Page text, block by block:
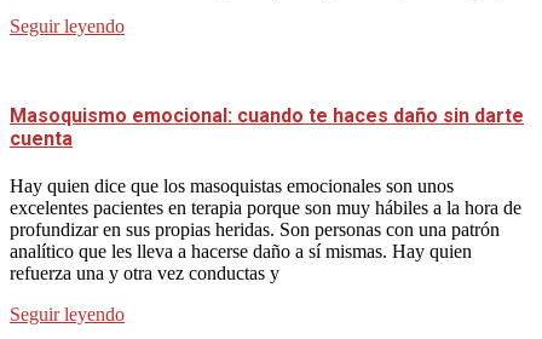
Seguir leyendo
Masoquismo emocional: cuando te haces daño sin darte
cuenta
Hay quien dice que los masoquistas emocionales son unos
excelentes pacientes en terapia porque son muy hábiles a la hora de
profundizar en sus propias heridas. Son personas con una patrón
analítico que les lleva a hacerse daño a sí mismas. Hay quien
refuerza una y otra vez conductas y
Seguir leyendo